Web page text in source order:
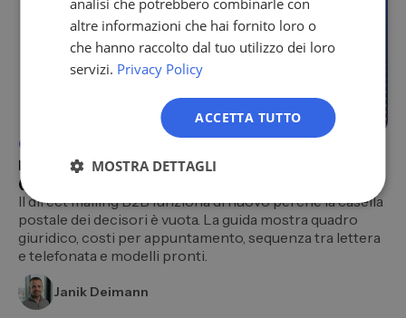
Outbound e Acquisizione
Direct mailing B2B: acquisire nuovi clienti per posta
(guida 2026)
Il direct mailing B2B funziona di nuovo perché la casella
postale dei decisori è vuota. La guida mostra quadro
giuridico, costi per appuntamento, sequenza tra lettera
e telefonata e modelli pronti.
Janik Deimann
NL
PL
analisi che potrebbero combinarle con
altre informazioni che hai fornito loro o
che hanno raccolto dal tuo utilizzo dei loro
servizi. Privacy Policy
ACCETTA TUTTO
MOSTRA DETTAGLI